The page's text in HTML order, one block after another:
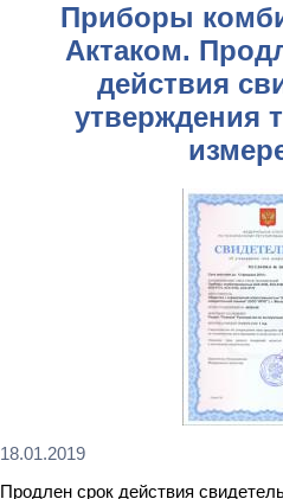
Приборы
Актаком.
действия
утверждения
18.01.2019
Продлен срок действия